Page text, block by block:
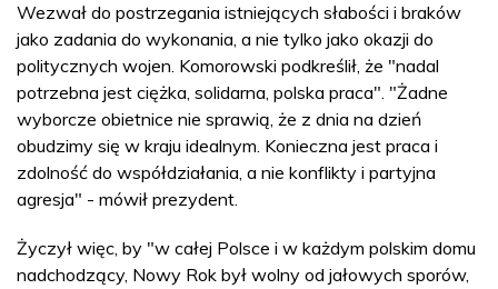
Wezwał do postrzegania istniejących słabości i braków
jako zadania do wykonania, a nie tylko jako okazji do
politycznych wojen. Komorowski podkreślił, że "nadal
potrzebna jest ciężka, solidarna, polska praca". "Żadne
wyborcze obietnice nie sprawią, że z dnia na dzień
obudzimy się w kraju idealnym. Konieczna jest praca i
zdolność do współdziałania, a nie konflikty i partyjna
agresja" - mówił prezydent.
Życzył więc, by "w całej Polsce i w każdym polskim domu
nadchodzący, Nowy Rok był wolny od jałowych sporów,